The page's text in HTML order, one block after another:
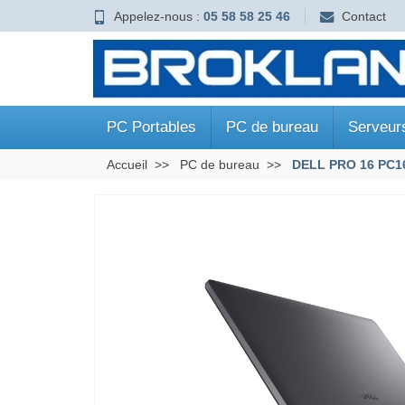
Appelez-nous : 05 58 58 25 46 Contact
PC Portables PC de bureau
Accueil PC de bureau DELL PRO 16